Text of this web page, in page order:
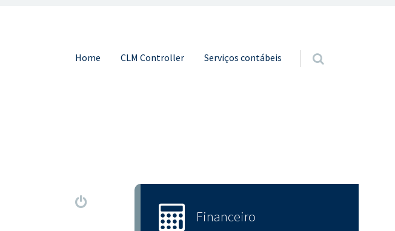
Pular para o conteúdo
Home CLM Controller Serviços contábeis
Financeiro